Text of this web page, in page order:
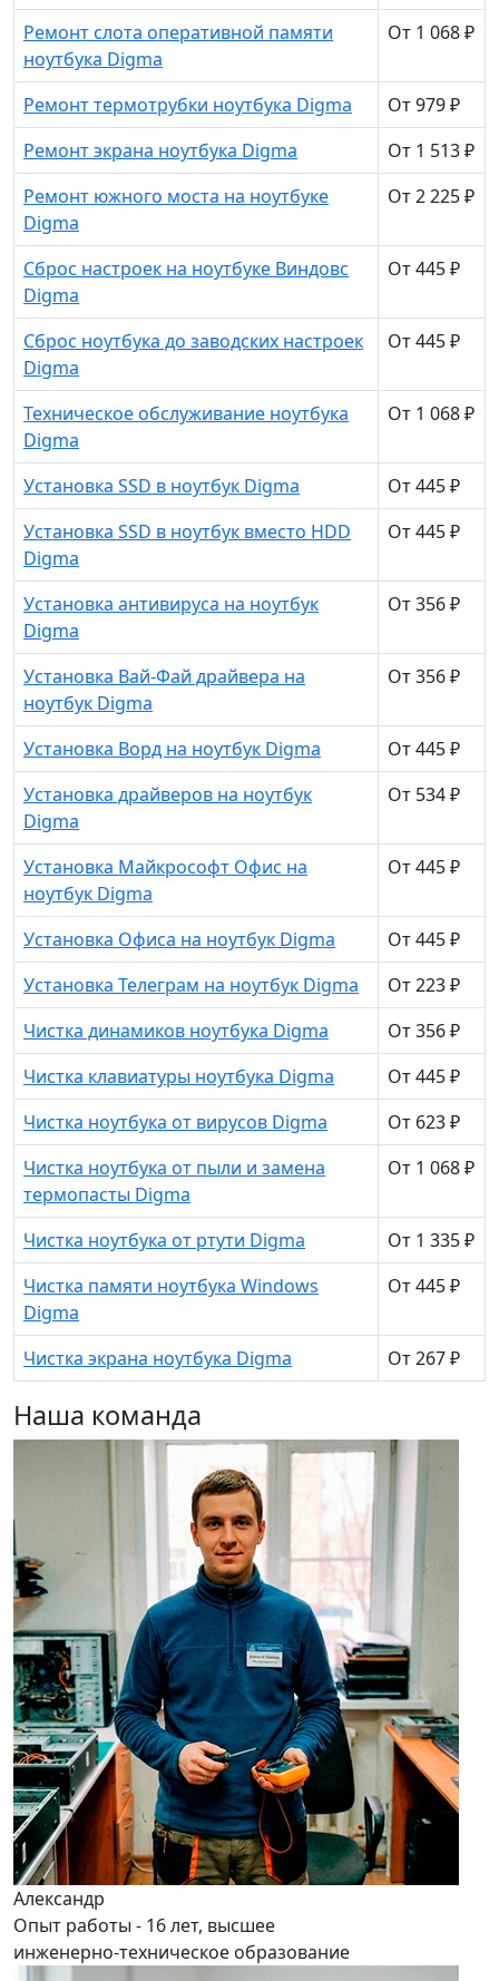
Ремонт слота оперативной памяти
ноутбука Digma
От 1 068 ₽
Ремонт термотрубки ноутбука Digma
От 979 ₽
Ремонт экрана ноутбука Digma
От 1 513 ₽
Ремонт южного моста на ноутбуке
Digma
От 2 225 ₽
Сброс настроек на ноутбуке Виндовс
Digma
От 445 ₽
Сброс ноутбука до заводских настроек
Digma
От 445 ₽
Техническое обслуживание ноутбука
Digma
От 1 068 ₽
Установка SSD в ноутбук Digma
От 445 ₽
Установка SSD в ноутбук вместо HDD
Digma
От 445 ₽
Установка антивируса на ноутбук
Digma
От 356 ₽
Установка Вай-Фай драйвера на
ноутбук Digma
От 356 ₽
Установка Ворд на ноутбук Digma
От 445 ₽
Установка драйверов на ноутбук
Digma
От 534 ₽
Установка Майкрософт Офис на
ноутбук Digma
От 445 ₽
Установка Офиса на ноутбук Digma
От 445 ₽
Установка Телеграм на ноутбук Digma
От 223 ₽
Чистка динамиков ноутбука Digma
От 356 ₽
Чистка клавиатуры ноутбука Digma
От 445 ₽
Чистка ноутбука от вирусов Digma
От 623 ₽
Чистка ноутбука от пыли и замена
термопасты Digma
От 1 068 ₽
Чистка ноутбука от ртути Digma
От 1 335 ₽
Чистка памяти ноутбука Windows
Digma
От 445 ₽
Чистка экрана ноутбука Digma От 267 ₽
Наша команда
Александр
Опыт работы - 16 лет, высшее
инженерно-техническое образование